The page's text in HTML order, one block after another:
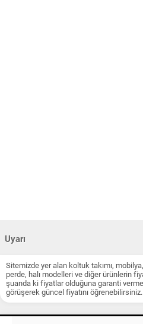
Uyarı
Sitemizde yer alan koltuk takımı,
perde, halı modelleri ve diğer ürünlerin
şuanda ki fiyatlar olduğuna garanti
görüşerek güncel fiyatını öğrenebilirsiniz.